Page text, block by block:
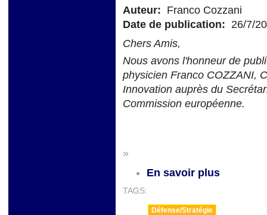
Auteur: Franco Cozzani
Date de publication: 26/7/
Chers Amis,
Nous avons l'honneur de
physicien Franco COZZANI,
Innovation auprès du
Commission européenne.
»
En savoir plus
TAGS:
Défense/Stratégie